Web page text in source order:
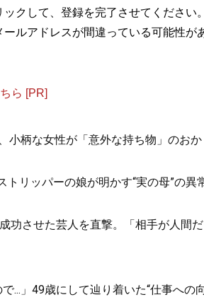
クして、登録を完了させてください。
ルアドレスが間違っている可能性が
ら [PR]
小柄な女性が「意外な持ち物」のおか
リッパーの娘が明かす“実の母”の異
功させた芸人を直撃。「相手が人間だ
...」49歳にして辿り着いた“仕事への